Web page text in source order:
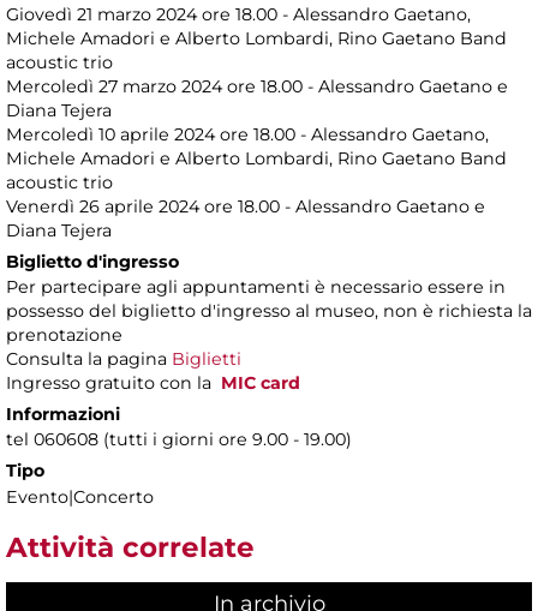
Giovedì 21 marzo 2024 ore 18.00 - Alessandro Gaetano,
Michele Amadori e Alberto Lombardi, Rino Gaetano Band
acoustic trio
Mercoledì 27 marzo 2024 ore 18.00 - Alessandro Gaetano e
Diana Tejera
Mercoledì 10 aprile 2024 ore 18.00 - Alessandro Gaetano,
Michele Amadori e Alberto Lombardi, Rino Gaetano Band
acoustic trio
Venerdì 26 aprile 2024 ore 18.00 - Alessandro Gaetano e
Diana Tejera
Biglietto d'ingresso
Per partecipare agli appuntamenti è necessario essere in
possesso del biglietto d'ingresso al museo, non è richiesta la
prenotazione
Consulta la pagina Biglietti
Ingresso gratuito con la MIC card
Informazioni
tel 060608 (tutti i giorni ore 9.00 - 19.00)
Tipo
Evento|Concerto
Attività correlate
In archivio